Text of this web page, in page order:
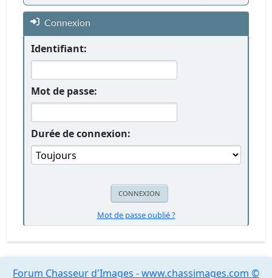
Connexion
Identifiant:
Mot de passe:
Durée de connexion:
Mot de passe oublié ?
Forum Chasseur d'Images - www.chassimages.com ©